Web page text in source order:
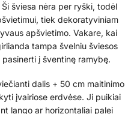
šviesa nėra per ryški, todėl
tiek dekoratyviniam
apšvietimo. Vakare, kai
tampa švelniu šviesos
į šventinę ramybę.
dalis + 50 cm maitinimo
įvairiose erdvėse. Ji puikiai
lango ar horizontaliai palei